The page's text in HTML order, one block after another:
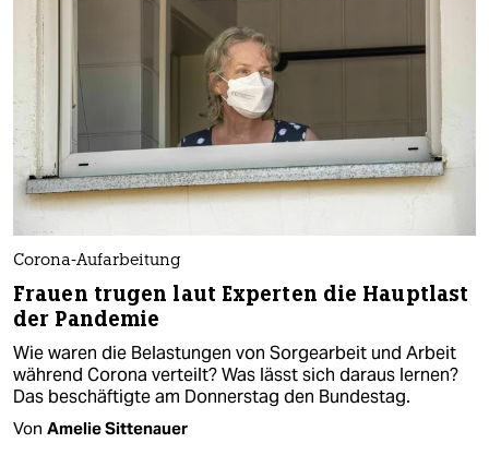
Corona-Aufarbeitung
Frauen trugen laut Experten die Hauptlast
der Pandemie
Wie waren die Belastungen von Sorgearbeit und Arbeit
während Corona verteilt? Was lässt sich daraus lernen?
Das beschäftigte am Donnerstag den Bundestag.
Von Amelie Sittenauer